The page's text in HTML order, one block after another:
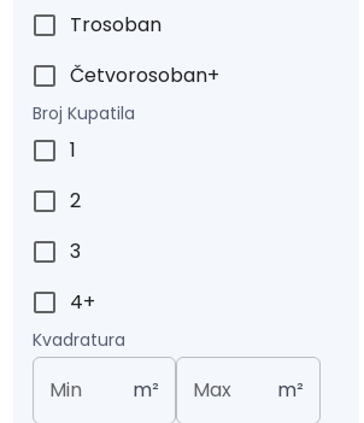
Trosoban
Četvorosoban+
Broj Kupatila
1
2
3
4+
Kvadratura
Min m² Max m²